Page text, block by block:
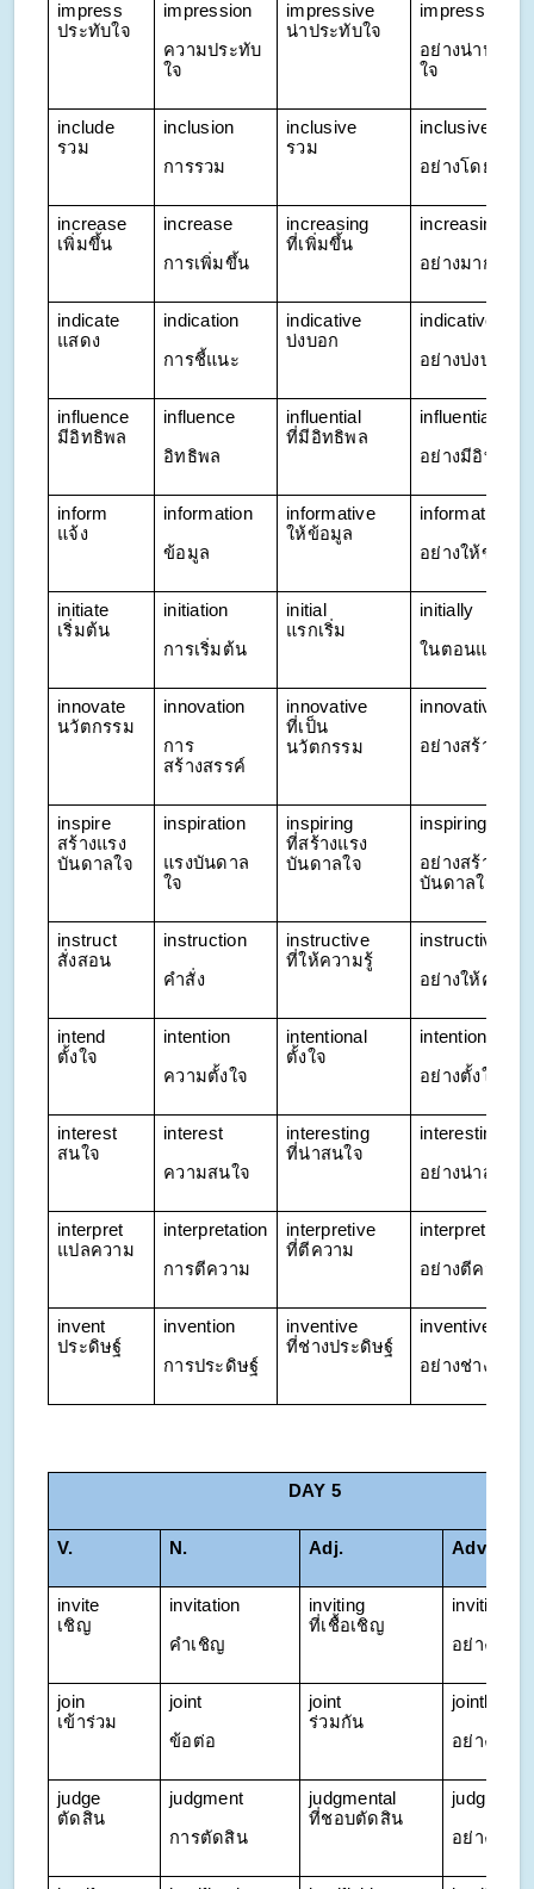
impress
ประทับใจ
impression
ความประทับ
ใจ
impressive
น่าประทับใจ
impressively
อย่างน่าประทั
ใจ
include
รวม
inclusion
การรวม
inclusive
รวม
inclusively
อย่างโดยรวม
increase
เพิ่มขึ้น
increase
การเพิ่มขึ้น
increasing
ที่เพิ่มขึ้น
increasingly
อย่างมากขึ้น
indicate
แสดง
indication
การชี้แนะ
indicative
บ่งบอก
indicatively
อย่างบ่งบอก
influence
มีอิทธิพล
influence
อิทธิพล
influential
ที่มีอิทธิพล
influentially
อย่างมีอิทธิพล
inform
แจ้ง
information
ข้อมูล
informative
ให้ข้อมูล
informatively
อย่างให้ข้อมูล
initiate
เริ่มต้น
initiation
การเริ่มต้น
initial
แรกเริ่ม
initially
ในตอนแรก
innovate
นวัตกรรม
innovation
การ
สร้างสรรค์
innovative
ที่เป็น
นวัตกรรม
innovatively
อย่างสร้างสร
inspire
สร้างแรง
บันดาลใจ
inspiration
แรงบันดาล
ใจ
inspiring
ที่สร้างแรง
บันดาลใจ
inspiringly
อย่างสร้างแรง
บันดาลใจ
instruct
สั่งสอน
instruction
คำสั่ง
instructive
ที่ให้ความรู้
instructively
อย่างให้ความรู้
intend
ตั้งใจ
intention
ความตั้งใจ
intentional
ตั้งใจ
intentionally
อย่างตั้งใจ
interest
สนใจ
interest
ความสนใจ
interesting
ที่น่าสนใจ
interestingly
อย่างน่าสนใจ
interpret
แปลความ
interpretation
การตีความ
interpretive
ที่ตีความ
interpretively
อย่างตีความ
invent
ประดิษฐ์
invention
การประดิษฐ์
inventive
ที่ช่างประดิษฐ์
inventively
อย่างช่างคิด
DAY 5
V. N. Adj. Adv.
invite
เชิญ
invitation
คำเชิญ
inviting
ที่เชื้อเชิญ
invitingly
อย่างเชื้อ
join
เข้าร่วม
joint
ข้อต่อ
joint
ร่วมกัน
jointly
อย่างร่วม
judge
ตัดสิน
judgment
การตัดสิน
judgmental
ที่ชอบตัดสิน
อย่างตัดสิ